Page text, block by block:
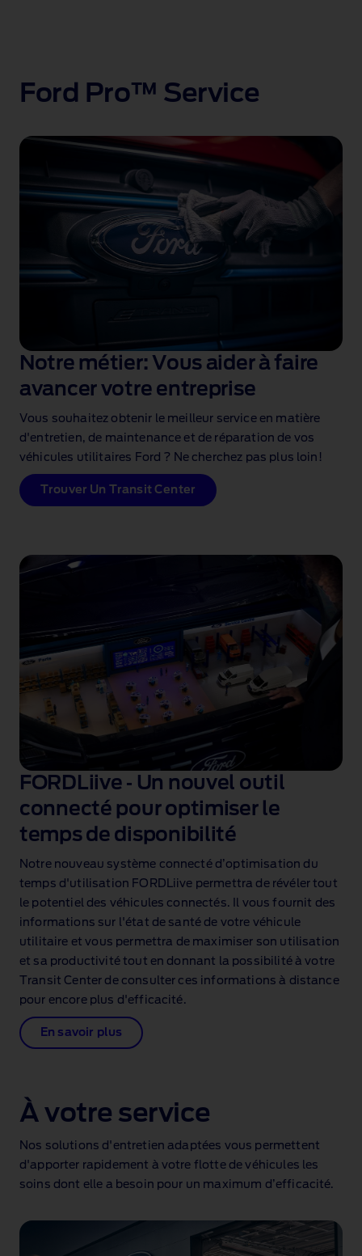
Ford Pro™ Service
Notre métier: Vous aider à faire
avancer votre entreprise
Vous souhaitez obtenir le meilleur service en matière
d'entretien, de maintenance et de réparation de vos
véhicules utilitaires Ford ? Ne cherchez pas plus loin!
Trouver Un Transit Center
FORDLiive ‑ Un nouvel outil
connecté pour optimiser le
temps de disponibilité
Notre nouveau système connecté d’optimisation du
temps d'utilisation FORDLiive permettra de révéler tout
le potentiel des véhicules connectés. Il vous fournit des
informations sur l'état de santé de votre véhicule
utilitaire et vous permettra de maximiser son utilisation
et sa productivité tout en donnant la possibilité à votre
Transit Center de consulter ces informations à distance
pour encore plus d'efficacité.
En savoir plus
À votre service
Nos solutions d'entretien adaptées vous permettent
d'apporter rapidement à votre flotte de véhicules les
soins dont elle a besoin pour un maximum d’efficacité.